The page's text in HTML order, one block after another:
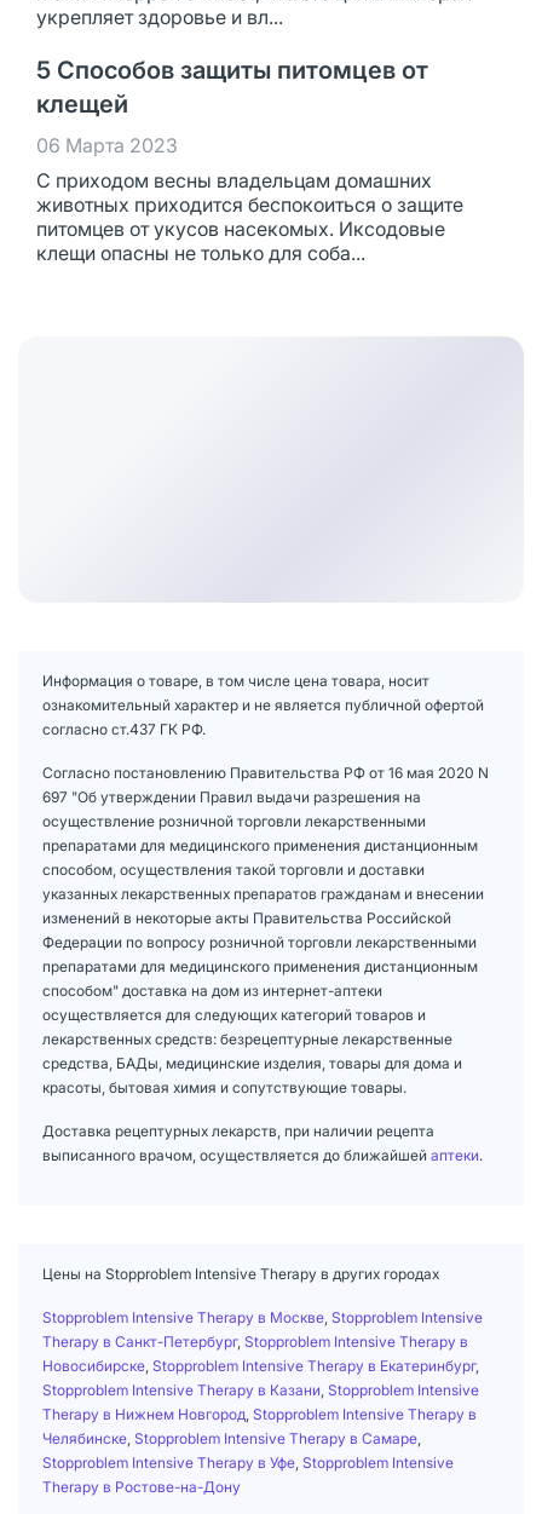
укрепляет здоровье и вл...
5 Способов защиты питомцев от
клещей
06 Марта 2023
С приходом весны владельцам домашних
животных приходится беспокоиться о защите
питомцев от укусов насекомых. Иксодовые
клещи опасны не только для соба...
Информация о товаре, в том числе цена товара, носит
ознакомительный характер и не является публичной офертой
согласно ст.437 ГК РФ.
Согласно постановлению Правительства РФ от 16 мая 2020 N
697 "Об утверждении Правил выдачи разрешения на
осуществление розничной торговли лекарственными
препаратами для медицинского применения дистанционным
способом, осуществления такой торговли и доставки
указанных лекарственных препаратов гражданам и внесении
изменений в некоторые акты Правительства Российской
Федерации по вопросу розничной торговли лекарственными
препаратами для медицинского применения дистанционным
способом" доставка на дом из интернет-аптеки
осуществляется для следующих категорий товаров и
лекарственных средств: безрецептурные лекарственные
средства, БАДы, медицинские изделия, товары для дома и
красоты, бытовая химия и сопутствующие товары.
Доставка рецептурных лекарств, при наличии рецепта
выписанного врачом, осуществляется до ближайшей аптеки.
Цены на Stopproblem Intensive Therapy в других городах
Stopproblem Intensive Therapy в Москве Stopproblem Intensive
Therapy в Санкт-Петербург, Stopproblem Intensive Therapy в
Новосибирске Stopproblem Intensive Therapy в Екатеринбург,
Stopproblem Intensive Therapy в Казани Stopproblem Intensive
Therapy в Нижнем Новгород Stopproblem Intensive Therapy в
Челябинске Stopproblem Intensive Therapy в Самаре
Stopproblem Intensive Therapy в Уфе Stopproblem Intensive
Therapy в Ростове-на-Дону